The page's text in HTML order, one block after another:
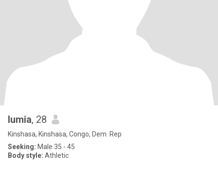
lumia, 28
Kinshasa, Kinshasa, Congo, Dem. Rep
Seeking: Male 35 - 45
Body style: Athletic